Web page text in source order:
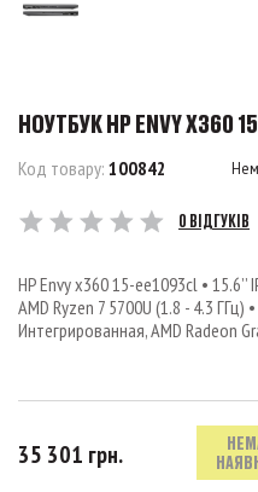
НОУТБУК HP ENVY X360
Код товару: 100842
0 ВІДГУКІВ
HP Envy x360 15-ee1093cl •
AMD Ryzen 7 5700U (1.8 - 4.3 ГГц)
Интегрированная, AMD Radeon
35 301 грн.